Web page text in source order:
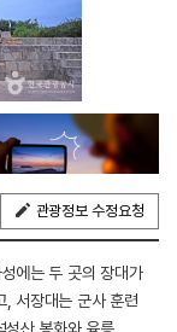
관광정보 수정요청
에는 두 곳의 장대가
, 서장대는 군사 훈련
성산 봉화와 융릉